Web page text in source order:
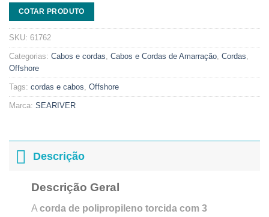
COTAR PRODUTO
SKU: 61762
Categorias: Cabos e cordas, Cabos e Cordas de Amarração, Cordas,
Offshore
Tags: cordas e cabos, Offshore
Marca: SEARIVER
Descrição
Descrição Geral
A corda de polipropileno torcida com 3